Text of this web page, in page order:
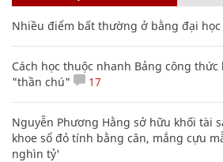
Nhiều điểm bất thường ở bằng đại học
Cách học thuộc nhanh Bảng công
"thần chú"
17
Nguyễn Phương Hằng sở hữu khối tài
khoe sổ đỏ tính bằng cân, mắng cựu
nghìn tỷ'